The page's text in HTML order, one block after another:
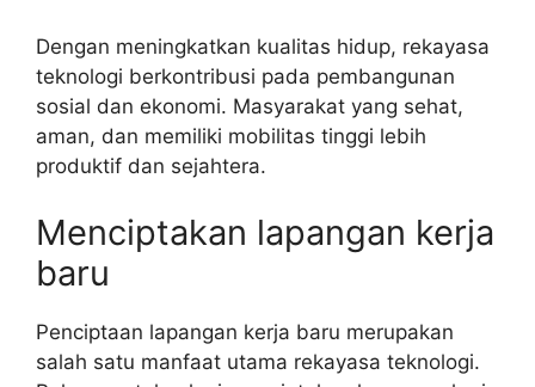
Dengan meningkatkan kualitas hidup, rekayasa
teknologi berkontribusi pada pembangunan
sosial dan ekonomi. Masyarakat yang sehat,
aman, dan memiliki mobilitas tinggi lebih
produktif dan sejahtera.
Menciptakan lapangan kerja
baru
Penciptaan lapangan kerja baru merupakan
salah satu manfaat utama rekayasa teknologi.